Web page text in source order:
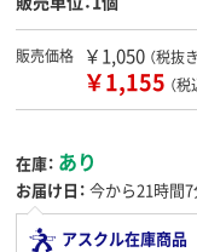
販売価格 ￥1,050 （税抜き
￥1,155 （税
在庫： あり
お届け日： 今から21時間
アスクル在庫商品